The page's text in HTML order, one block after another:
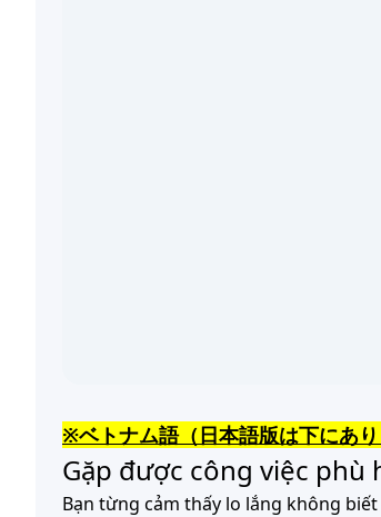
※ベトナム語（日本語版は下にあり
Gặp được công việc phù
Bạn từng cảm thấy lo lắng không